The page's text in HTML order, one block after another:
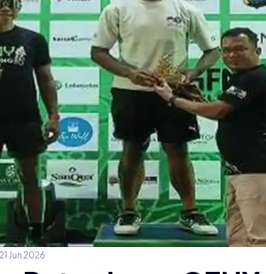
21 Jun 2026